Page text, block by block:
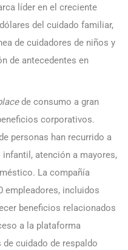
líder en el creciente
del cuidado familiar,
de cuidadores de niños y
de antecedentes en
de consumo a gran
corporativos.
personas han recurrido a
atención a mayores,
La compañía
empleadores, incluidos
beneficios relacionados
a la plataforma
cuidado de respaldo